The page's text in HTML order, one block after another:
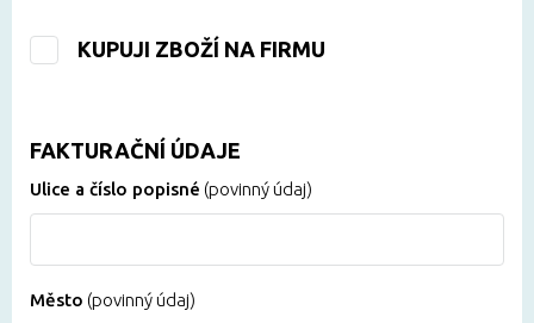
KUPUJI ZBOŽÍ NA FIRMU
FAKTURAČNÍ ÚDAJE
Ulice a číslo popisné (povinný údaj)
Město (povinný údaj)